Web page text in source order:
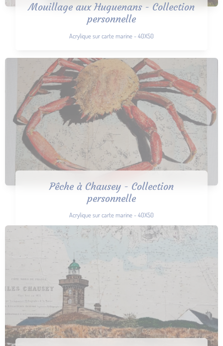
Mouillage aux Huguenans - Collection
personnelle
Acrylique sur carte marine - 40X50
Pêche à Chausey - Collection
personnelle
Acrylique sur carte marine - 40X50